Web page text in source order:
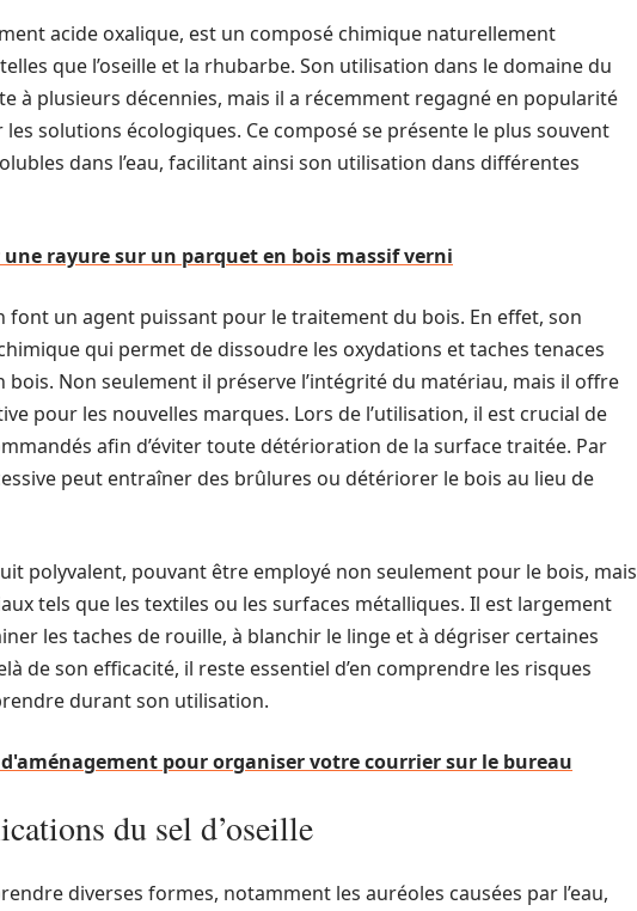
acide oxalique, est un composé chimique naturellement
que l’oseille et la rhubarbe. Son utilisation dans le domaine du
à plusieurs décennies, mais il a récemment regagné en popularité
solutions écologiques. Ce composé se présente le plus souvent
dans l’eau, facilitant ainsi son utilisation dans différentes
rayure sur un parquet en bois massif verni
font un agent puissant pour le traitement du bois. En effet, son
qui permet de dissoudre les oxydations et taches tenaces
bois. Non seulement il préserve l’intégrité du matériau, mais il offre
pour les nouvelles marques. Lors de l’utilisation, il est crucial de
afin d’éviter toute détérioration de la surface traitée. Par
peut entraîner des brûlures ou détériorer le bois au lieu de
polyvalent, pouvant être employé non seulement pour le bois, mais
tels que les textiles ou les surfaces métalliques. Il est largement
les taches de rouille, à blanchir le linge et à dégriser certaines
de son efficacité, il reste essentiel d’en comprendre les risques
durant son utilisation.
pour organiser votre courrier sur le bureau
du sel d’oseille
diverses formes, notamment les auréoles causées par l’eau,